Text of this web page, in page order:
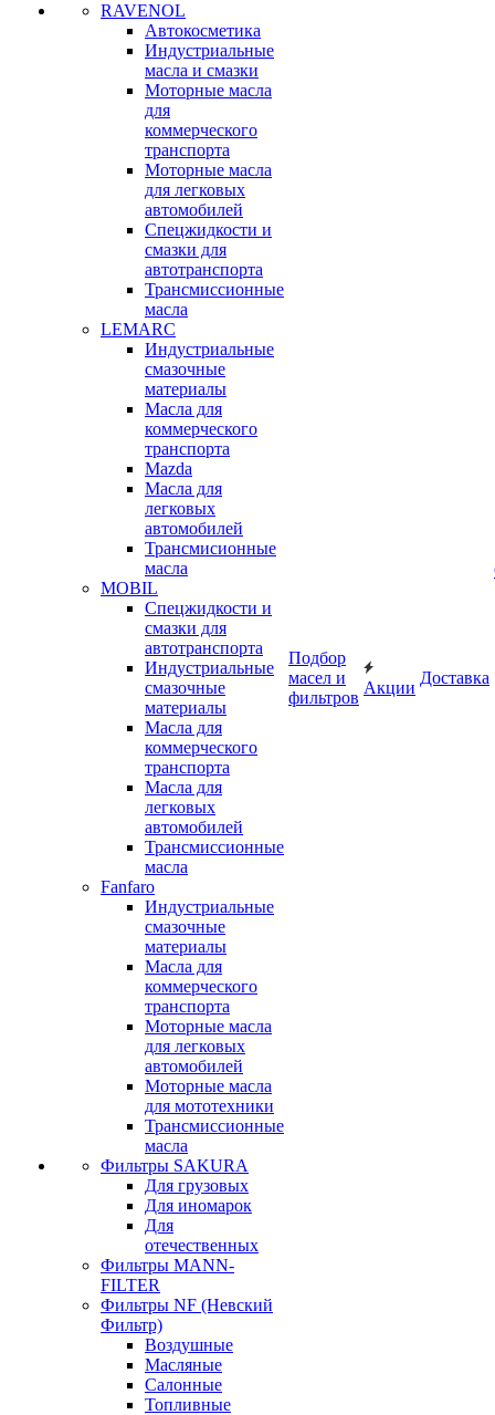
RAVENOL
Автокосметика
Индустриальные
масла и смазки
Моторные масла
для
коммерческого
транспорта
Моторные масла
для легковых
автомобилей
Спецжидкости и
смазки для
автотранспорта
Трансмиссионные
масла
LEMARC
Индустриальные
смазочные
материалы
Масла для
коммерческого
транспорта
Mazda
Масла для
легковых
автомобилей
Трансмисионные
масла
MOBIL
Cпецжидкости и
смазки для
автотранспорта
Индустриальные
смазочные
материалы
Масла для
коммерческого
транспорта
Масла для
легковых
автомобилей
Трансмиссионные
масла
Fanfaro
Индустриальные
смазочные
материалы
Масла для
коммерческого
транспорта
Моторные масла
для легковых
автомобилей
Моторные масла
для мототехники
Трансмиссионные
масла
Фильтры SAKURA
Для грузовых
Для иномарок
Для
отечественных
Фильтры MANN-
FILTER
Фильтры NF (Невский
Фильтр)
Воздушные
Масляные
Салонные
Топливные
Подбор
масел и
фильтров
Акции
Доставка